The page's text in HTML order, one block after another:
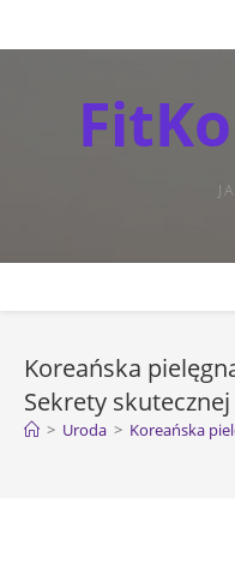
Koreańska
Sekrety
> Uroda > Koreańska